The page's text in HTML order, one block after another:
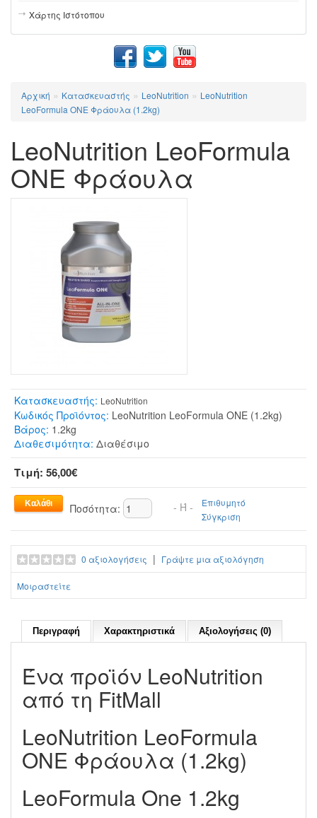
Χάρτης Ιστότοπου
Αρχική » Κατασκευαστής » LeoNutrition » LeoNutrition
LeoFormula ONE Φράουλα (1.2kg)
LeoNutrition LeoFormula
ONE Φράουλα
Κατασκευαστής: LeoNutrition
Κωδικός Προϊόντος: LeoNutrition LeoFormula ONE (1.2kg)
Βάρος: 1.2kg
Διαθεσιμότητα: Διαθέσιμο
Τιμή: 56,00€
Ποσότητα: - Ή -
Επιθυμητό
Σύγκριση
0 αξιολογήσεις | Γράψτε μια αξιολόγηση
Μοιραστείτε
Περιγραφή Χαρακτηριστικά Αξιολογήσεις (0)
Ένα προϊόν LeoNutrition
από τη FitMall
LeoNutrition LeoFormula
ONE Φράουλα (1.2kg)
LeoFormula One 1.2kg